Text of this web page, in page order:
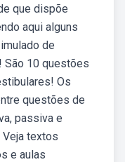
que dispõe
aqui alguns
de
São 10 questões
Os
questões de
passiva e
textos
e aulas